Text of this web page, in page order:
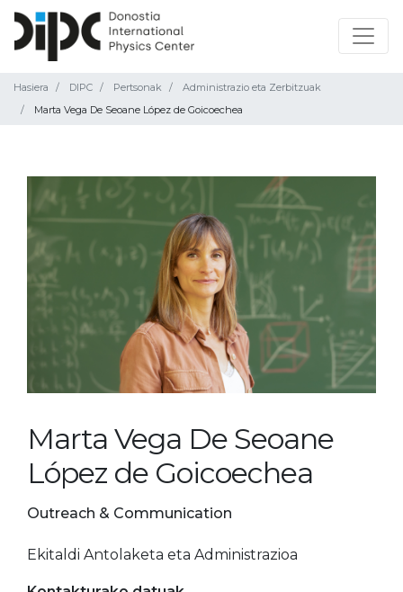
Hasiera DIPC Pertsonak
Administrazio eta Zerbitzuak
Marta Vega De Seoane López de Goicoechea
Marta Vega De Seoane
López de Goicoechea
Outreach & Communication
Ekitaldi Antolaketa eta Administrazioa